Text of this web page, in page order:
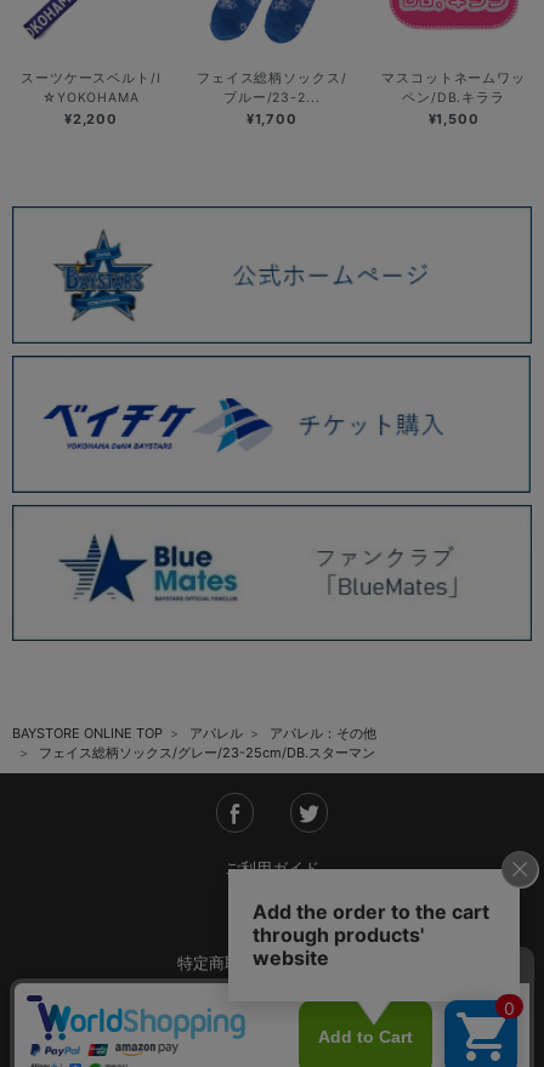
スーツケースベルト/I
☆YOKOHAMA
¥2,200
フェイス総柄ソックス/
ブルー/23-2...
¥1,700
マスコットネームワッ
ペン/DB.キララ
¥1,500
BAYSTORE ONLINE TOP アパレル
アパレル：その他
フェイス総柄ソックス/グレー/23-25cm/DB.スターマン
ご利用ガイド
会社概要
特定商取引法に基づく表記
ご利用規約